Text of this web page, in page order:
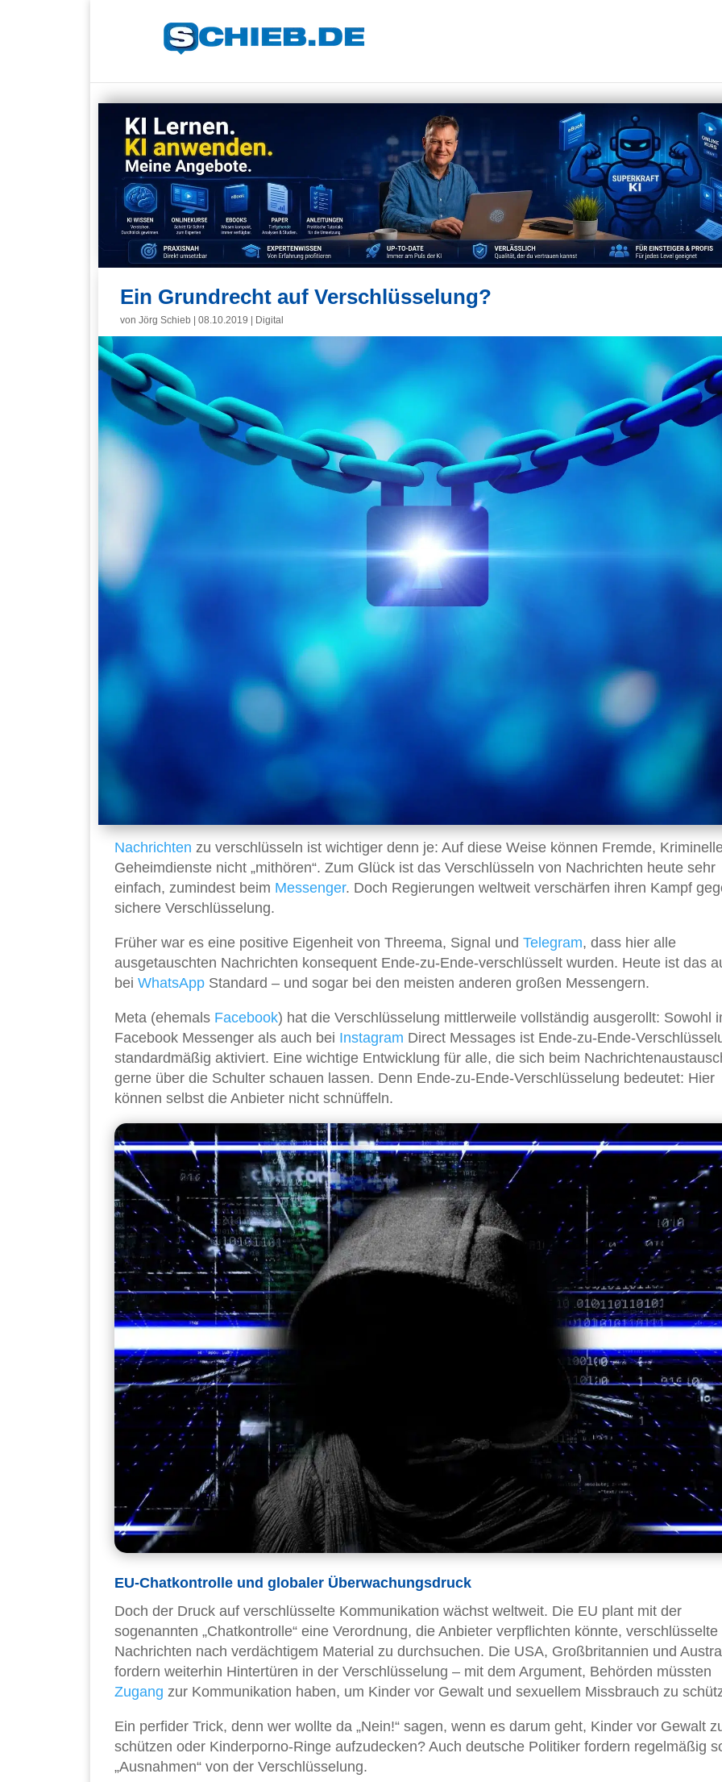
Ein Grundrecht auf Verschlüsselung?
von Jörg Schieb 08.10.2019 Digital
Nachrichten zu verschlüsseln ist wichtiger denn je: Auf diese Weise können Fremde,
Geheimdienste nicht „mithören“. Zum Glück ist das Verschlüsseln von Nachrichten heute sehr
einfach, zumindest beim Messenger. Doch Regierungen weltweit verschärfen ihren Kampf
sichere Verschlüsselung.
Früher war es eine positive Eigenheit von Threema, Signal und Telegram, dass hier alle
ausgetauschten Nachrichten konsequent Ende-zu-Ende-verschlüsselt wurden. Heute ist das
bei WhatsApp Standard – und sogar bei den meisten anderen großen Messengern.
Meta (ehemals Facebook) hat die Verschlüsselung mittlerweile vollständig ausgerollt: Sowohl
Facebook Messenger als auch bei Instagram Direct Messages ist Ende-zu-Ende-
standardmäßig aktiviert. Eine wichtige Entwicklung für alle, die sich beim
gerne über die Schulter schauen lassen. Denn Ende-zu-Ende-Verschlüsselung bedeutet: Hier
können selbst die Anbieter nicht schnüffeln.
EU-Chatkontrolle und globaler Überwachungsdruck
Doch der Druck auf verschlüsselte Kommunikation wächst weltweit. Die EU plant mit der
sogenannten „Chatkontrolle“ eine Verordnung, die Anbieter verpflichten könnte, verschlüsselte
Nachrichten nach verdächtigem Material zu durchsuchen. Die USA, Großbritannien und
fordern weiterhin Hintertüren in der Verschlüsselung – mit dem Argument, Behörden müssten
Zugang zur Kommunikation haben, um Kinder vor Gewalt und sexuellem Missbrauch zu
Ein perfider Trick, denn wer wollte da „Nein!“ sagen, wenn es darum geht, Kinder vor Gewalt
schützen oder Kinderporno-Ringe aufzudecken? Auch deutsche Politiker fordern regelmäßig
„Ausnahmen“ von der Verschlüsselung.